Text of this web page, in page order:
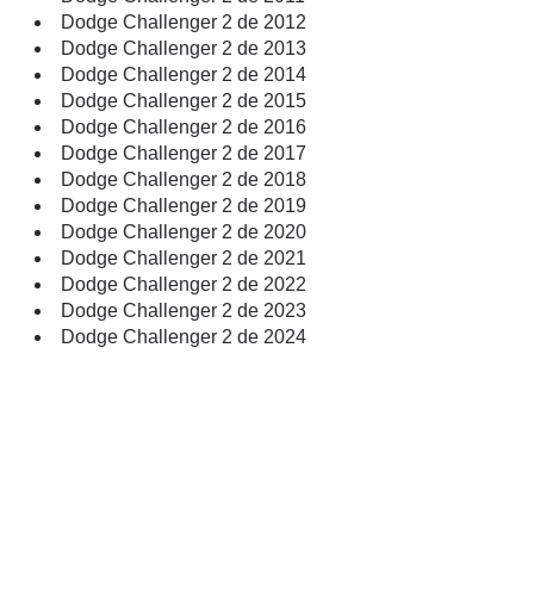
Dodge Challenger 2 de 2012
Dodge Challenger 2 de 2013
Dodge Challenger 2 de 2014
Dodge Challenger 2 de 2015
Dodge Challenger 2 de 2016
Dodge Challenger 2 de 2017
Dodge Challenger 2 de 2018
Dodge Challenger 2 de 2019
Dodge Challenger 2 de 2020
Dodge Challenger 2 de 2021
Dodge Challenger 2 de 2022
Dodge Challenger 2 de 2023
Dodge Challenger 2 de 2024